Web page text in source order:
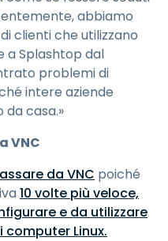
abbiamo
clienti che utilizzano
a Splashtop dal
problemi di
intere aziende
casa.»
VNC
da VNC poiché
10 volte più veloce,
e da utilizzare
Linux.